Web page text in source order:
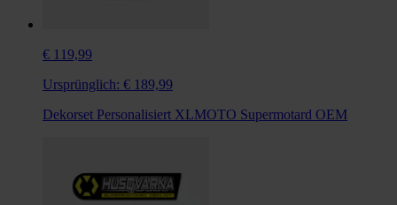
€ 119,99
Ursprünglich: € 189,99
Dekorset Personalisiert XLMOTO Supermotard OEM